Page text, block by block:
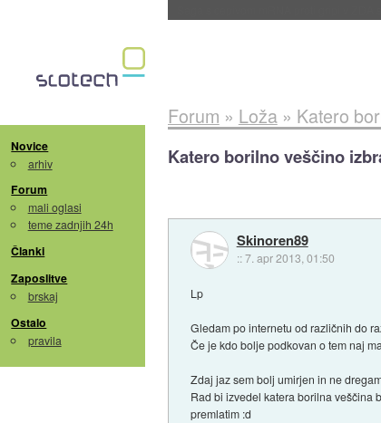
Novice
arhiv
Forum
mali oglasi
teme zadnjih 24h
Članki
Zaposlitve
brskaj
Ostalo
pravila
Forum » Loža» Katero
Katero borilno veščino
Skinoren89
::7. apr 2013, 01:50
Lp
Gledam po internetu od različnih do
Če je kdo bolje podkovan o tem naj
Zdaj jaz sem bolj umirjen in ne
Rad bi izvedel katera borilna veščina
premlatim :d